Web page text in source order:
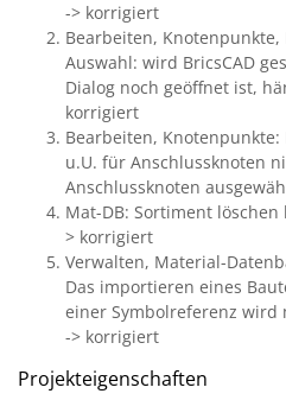
-> korrigiert
Bearbeiten,
Auswahl: wird BricsCAD
Dialog noch geöffnet ist,
korrigiert
Bearbeiten,
u.U. für Anschlussknoten
Anschlussknoten
Mat-DB: Sortiment
> korrigiert
Verwalten, Material-
Das importieren eines
einer Symbolreferenz
-> korrigiert
Projekteigenschaften